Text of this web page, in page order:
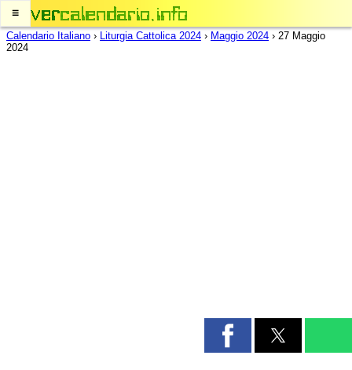
≡
Calendario Italiano › Liturgia Cattolica 2024 › Maggio 2024 › 27 Maggio
2024